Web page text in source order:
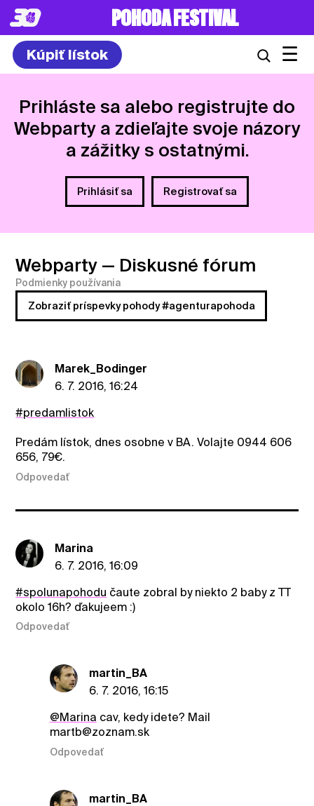
POHODA FESTIVAL
Kúpiť lístok ☰
Prihláste sa alebo registrujte do
Webparty a zdieľajte svoje názory
a zážitky s ostatnými.
Prihlásiť sa Registrovať sa
Webparty — Diskusné fórum
Podmienky používania
Zobraziť príspevky pohody #agenturapohoda
Marek_Bodinger
6. 7. 2016, 16:24
#predamlistok
Predám lístok, dnes osobne v BA. Volajte 0944 606
656, 79€.
Odpovedať
Marina
6. 7. 2016, 16:09
#spolunapohodu čaute zobral by niekto 2 baby z TT
okolo 16h? ďakujeem :)
Odpovedať
martin_BA
6. 7. 2016, 16:15
@Marina cav, kedy idete? Mail
martb@zoznam.sk
Odpovedať
martin_BA